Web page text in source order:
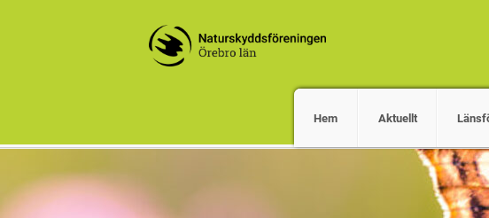
Hem Aktuellt